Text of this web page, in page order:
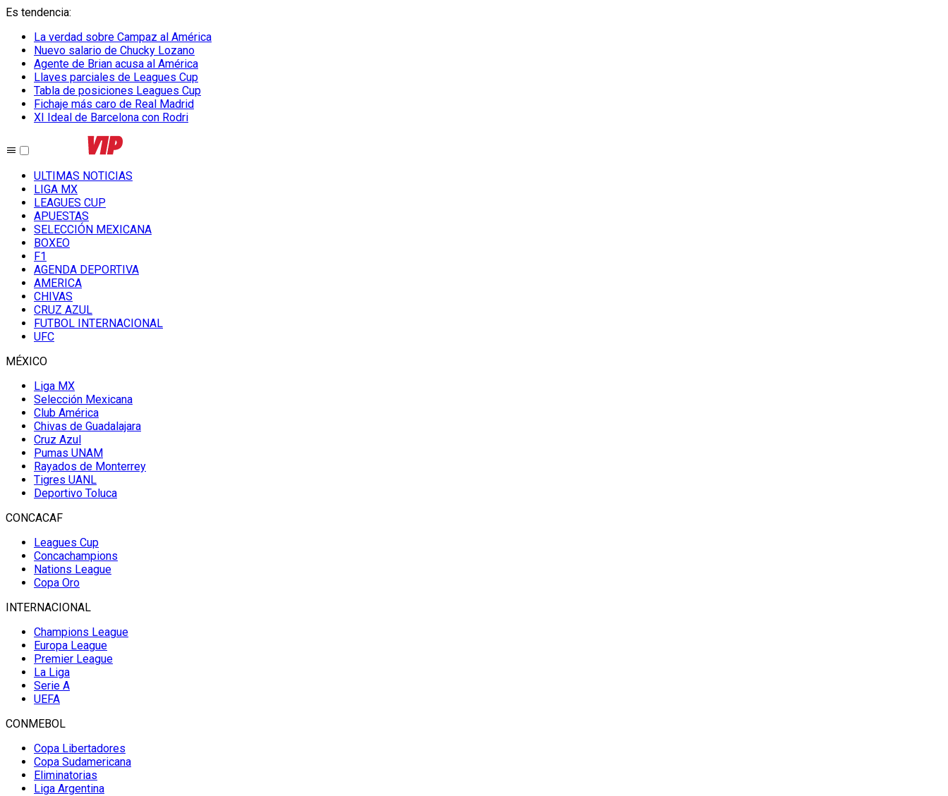
Es tendencia:
La verdad sobre Campaz al América
Nuevo salario de Chucky Lozano
Agente de Brian acusa al América
Llaves parciales de Leagues Cup
Tabla de posiciones Leagues Cup
Fichaje más caro de Real Madrid
XI Ideal de Barcelona con Rodri
ULTIMAS NOTICIAS
LIGA MX
LEAGUES CUP
APUESTAS
SELECCIÓN MEXICANA
BOXEO
F1
AGENDA DEPORTIVA
AMERICA
CHIVAS
CRUZ AZUL
FUTBOL INTERNACIONAL
UFC
MÉXICO
Liga MX
Selección Mexicana
Club América
Chivas de Guadalajara
Cruz Azul
Pumas UNAM
Rayados de Monterrey
Tigres UANL
Deportivo Toluca
CONCACAF
Leagues Cup
Concachampions
Nations League
Copa Oro
INTERNACIONAL
Champions League
Europa League
Premier League
La Liga
Serie A
UEFA
CONMEBOL
Copa Libertadores
Copa Sudamericana
Eliminatorias
Liga Argentina